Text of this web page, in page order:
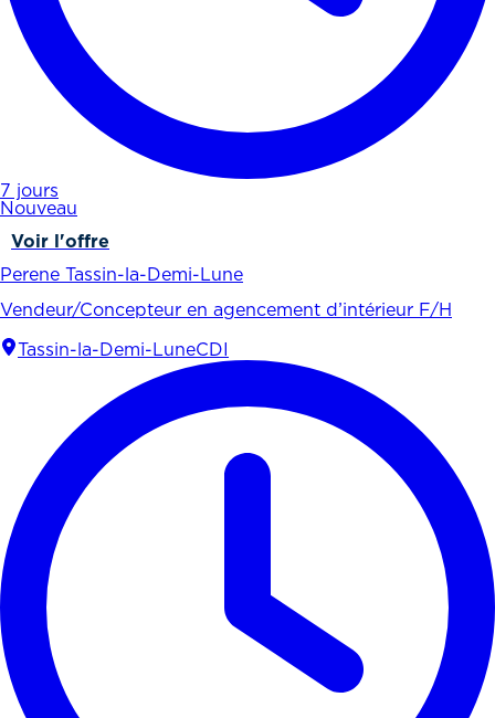
7 jours
Nouveau
Voir l'offre
Perene Tassin-la-Demi-Lune
Vendeur/Concepteur en agencement d’intérieur F/H
Tassin-la-Demi-LuneCDI